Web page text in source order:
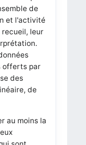
de
et l'activité
leur
offerts par
des
de
au moins la